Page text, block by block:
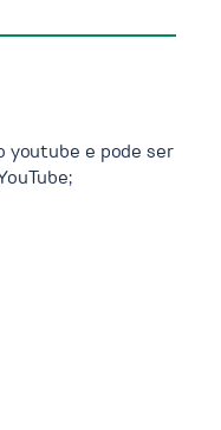
youtube e pode ser